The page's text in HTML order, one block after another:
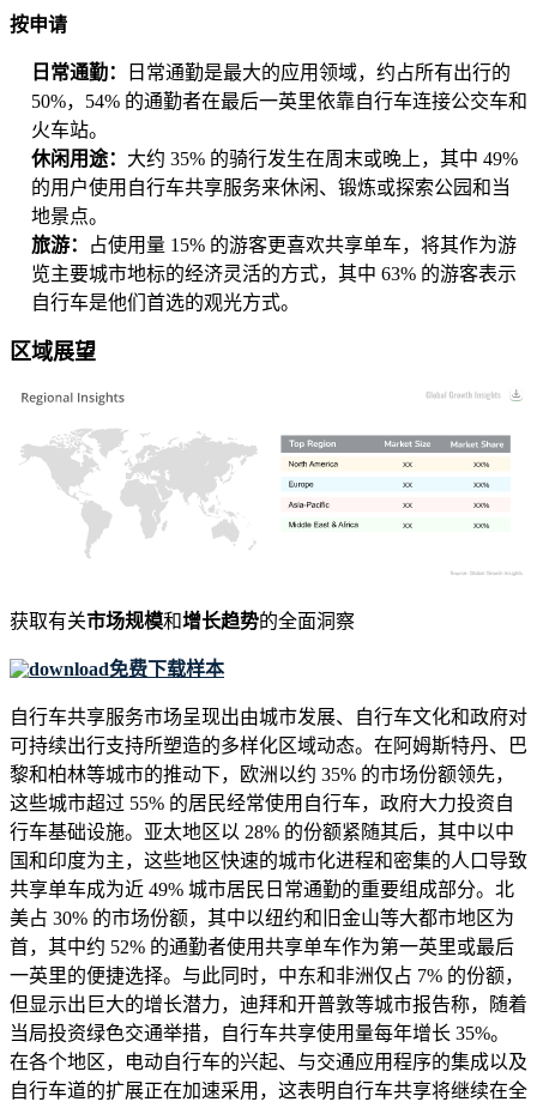
按申请
日常通勤：
日常通勤是最大的应用领域，约占所有出行的
50%，54% 的通勤者在最后一英里依靠自行车连接公交车和
火车站。
休闲用途： 大约 35% 的骑行发生在周末或晚上，其中 49%
的用户使用自行车共享服务来休闲、锻炼或探索公园和当
地景点。
旅游：
占使用量 15% 的游客更喜欢共享单车，将其作为游
览主要城市地标的经济灵活的方式，其中 63% 的游客表示
自行车是他们首选的观光方式。
区域展望
XX%
XX
XX%
XX
XX%
XX
XX%
XX
获取有关市场规模和增长趋势的全面洞察
免费下载样本
自行车共享服务市场呈现出由城市发展、自行车文化和政府对
可持续出行支持所塑造的多样化区域动态。在阿姆斯特丹、巴
黎和柏林等城市的推动下，欧洲以约 35% 的市场份额领先，
这些城市超过 55% 的居民经常使用自行车，政府大力投资自
行车基础设施。亚太地区以 28% 的份额紧随其后，其中以中
国和印度为主，这些地区快速的城市化进程和密集的人口导致
共享单车成为近 49% 城市居民日常通勤的重要组成部分。北
美占 30% 的市场份额，其中以纽约和旧金山等大都市地区为
首，其中约 52% 的通勤者使用共享单车作为第一英里或最后
一英里的便捷选择。与此同时，中东和非洲仅占 7% 的份额，
但显示出巨大的增长潜力，迪拜和开普敦等城市报告称，随着
当局投资绿色交通举措，自行车共享使用量每年增长 35%。
在各个地区，电动自行车的兴起、与交通应用程序的集成以及
自行车道的扩展正在加速采用，这表明自行车共享将继续在全